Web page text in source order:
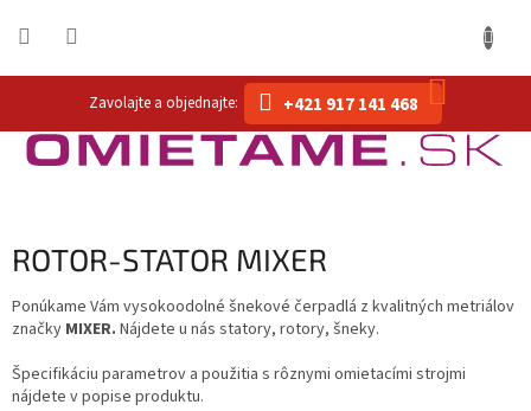
+421 917 141 468
ROTOR-STATOR MIXER
Ponúkame Vám vysokoodolné šnekové čerpadlá z kvalitných metriálov
značky MIXER. Nájdete u nás statory, rotory, šneky.
Špecifikáciu parametrov a použitia s rôznymi omietacími strojmi
nájdete v popise produktu.